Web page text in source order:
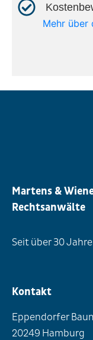
Mehr über
Martens &
Rechtsanwälte
Seit über 30
Kontakt
Eppendorfer
20249 Hamburg